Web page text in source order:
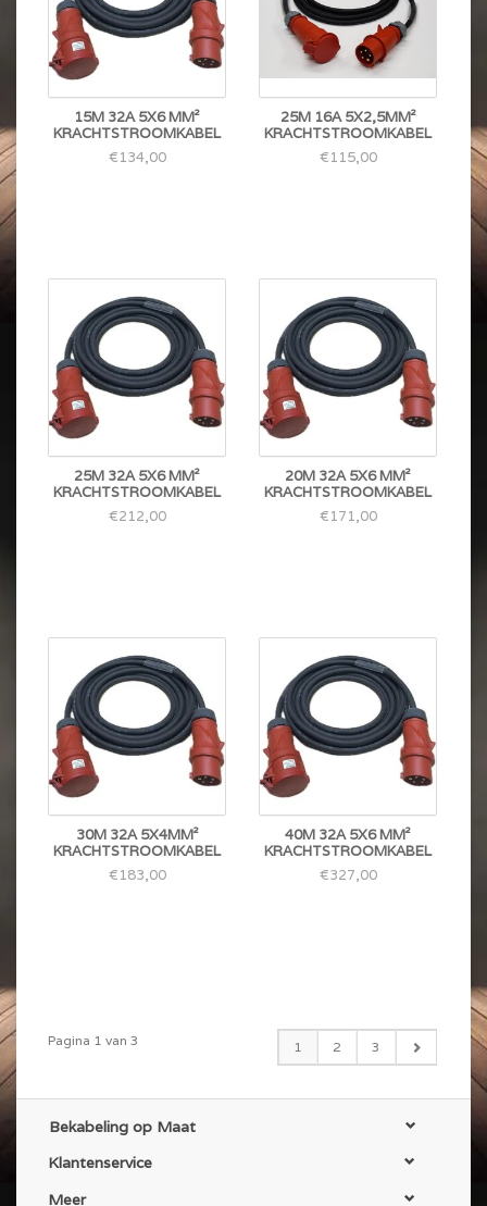
15M 32A 5X6 MM²
KRACHTSTROOMKABEL
€134,00
25M 16A 5X2,5MM²
KRACHTSTROOMKABEL
€115,00
25M 32A 5X6 MM²
KRACHTSTROOMKABEL
€212,00
20M 32A 5X6 MM²
KRACHTSTROOMKABEL
€171,00
30M 32A 5X4MM²
KRACHTSTROOMKABEL
€183,00
40M 32A 5X6 MM²
KRACHTSTROOMKABEL
€327,00
Pagina 1 van 3 1 2 3
Bekabeling op Maat
Klantenservice
Meer